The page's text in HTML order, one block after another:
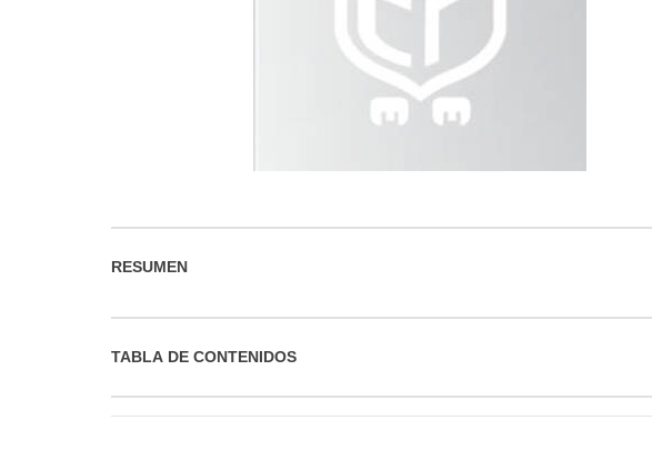
RESUMEN
TABLA DE CONTENIDOS